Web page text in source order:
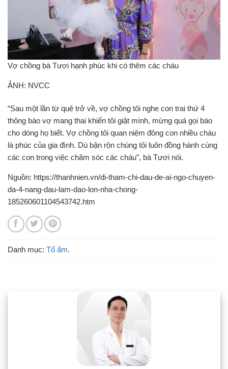
Vợ chồng bà Tươi hạnh phúc khi có thêm các cháu
ẢNH: NVCC
“Sau một lần từ quê trở về, vợ chồng tôi nghe con trai thứ 4
thông báo vợ mang thai khiến tôi giật mình, mừng quá gọi báo
cho dòng họ biết. Vợ chồng tôi quan niệm đông con nhiều cháu
là phúc của gia đình. Dù bận rộn chúng tôi luôn đồng hành cùng
các con trong việc chăm sóc các cháu”, bà Tươi nói.
Nguồn: https://thanhnien.vn/di-tham-chi-dau-de-ai-ngo-chuyen-
da-4-nang-dau-lam-dao-lon-nha-chong-
185260601104543742.htm
Danh mục: Tổ ấm.